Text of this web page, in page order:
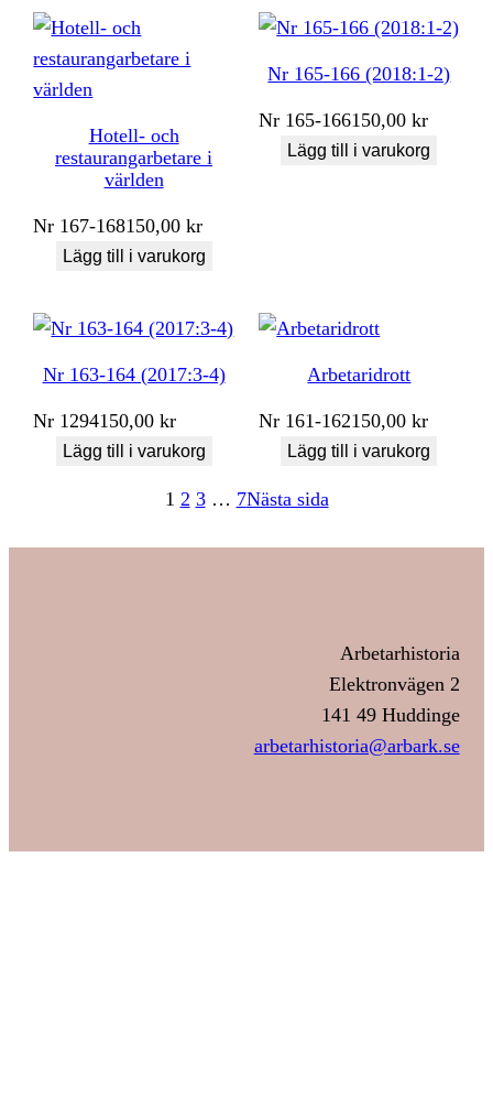
Hotell- och
restaurangarbetare i
världen
Nr 167-168150,00kr
Lägg till i varukorg
Nr 165-166 (2018:1-2)
Nr 165-166150,00kr
Lägg till i varukorg
Nr 163-164 (2017:3-4)
Nr 1294150,00kr
Lägg till i varukorg
Arbetaridrott
Nr 161-162150,00kr
Lägg till i varukorg
1 2 3 … 7Nästa sida
Arbetarhistoria
Elektronvägen 2
141 49 Huddinge
arbetarhistoria@arbark.se